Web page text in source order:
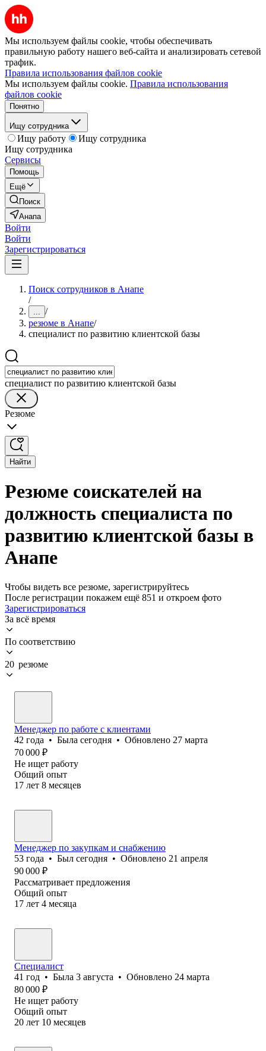
Мы используем файлы cookie, чтобы обеспечивать
правильную работу нашего веб-сайта и анализировать сетевой
трафик.
Правила использования файлов cookie
Мы используем файлы cookie. Правила использования
файлов cookie
Понятно
Ищу сотрудника
Ищу работу
Ищу сотрудника
Ищу сотрудника
Сервисы
Помощь
Ещё
Поиск
Анапа
Войти
Войти
Зарегистрироваться
Поиск сотрудников в Анапе
/
... /
резюме в Анапе/
специалист по развитию клиентской базы
специалист по развитию клиентской базы
Резюме
Найти
Резюме соискателей на
должность специалиста по
развитию клиентской базы в
Анапе
Чтобы видеть все резюме, зарегистрируйтесь
После регистрации покажем ещё 851 и откроем фото
Зарегистрироваться
За всё время
По соответствию
20 резюме
Менеджер по работе с клиентами
42 года • Была сегодня • Обновлено 27 марта
70 000 ₽
Не ищет работу
Общий опыт
17 лет 8 месяцев
Менеджер по закупкам и снабжению
53 года • Был сегодня • Обновлено 21 апреля
90 000 ₽
Рассматривает предложения
Общий опыт
17 лет 4 месяца
Специалист
41 год • Была 3 августа • Обновлено 24 марта
80 000 ₽
Не ищет работу
Общий опыт
20 лет 10 месяцев